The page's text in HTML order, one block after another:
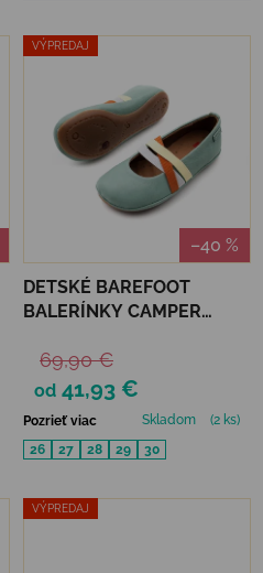
VÝPREDAJ
–40 %
DETSKÉ BAREFOOT
BALERÍNKY CAMPER
GREEN
od 41,93 €
69,90 €
Pozrieť viac Skladom
(2 ks)
26
27 28 29 30
VÝPREDAJ